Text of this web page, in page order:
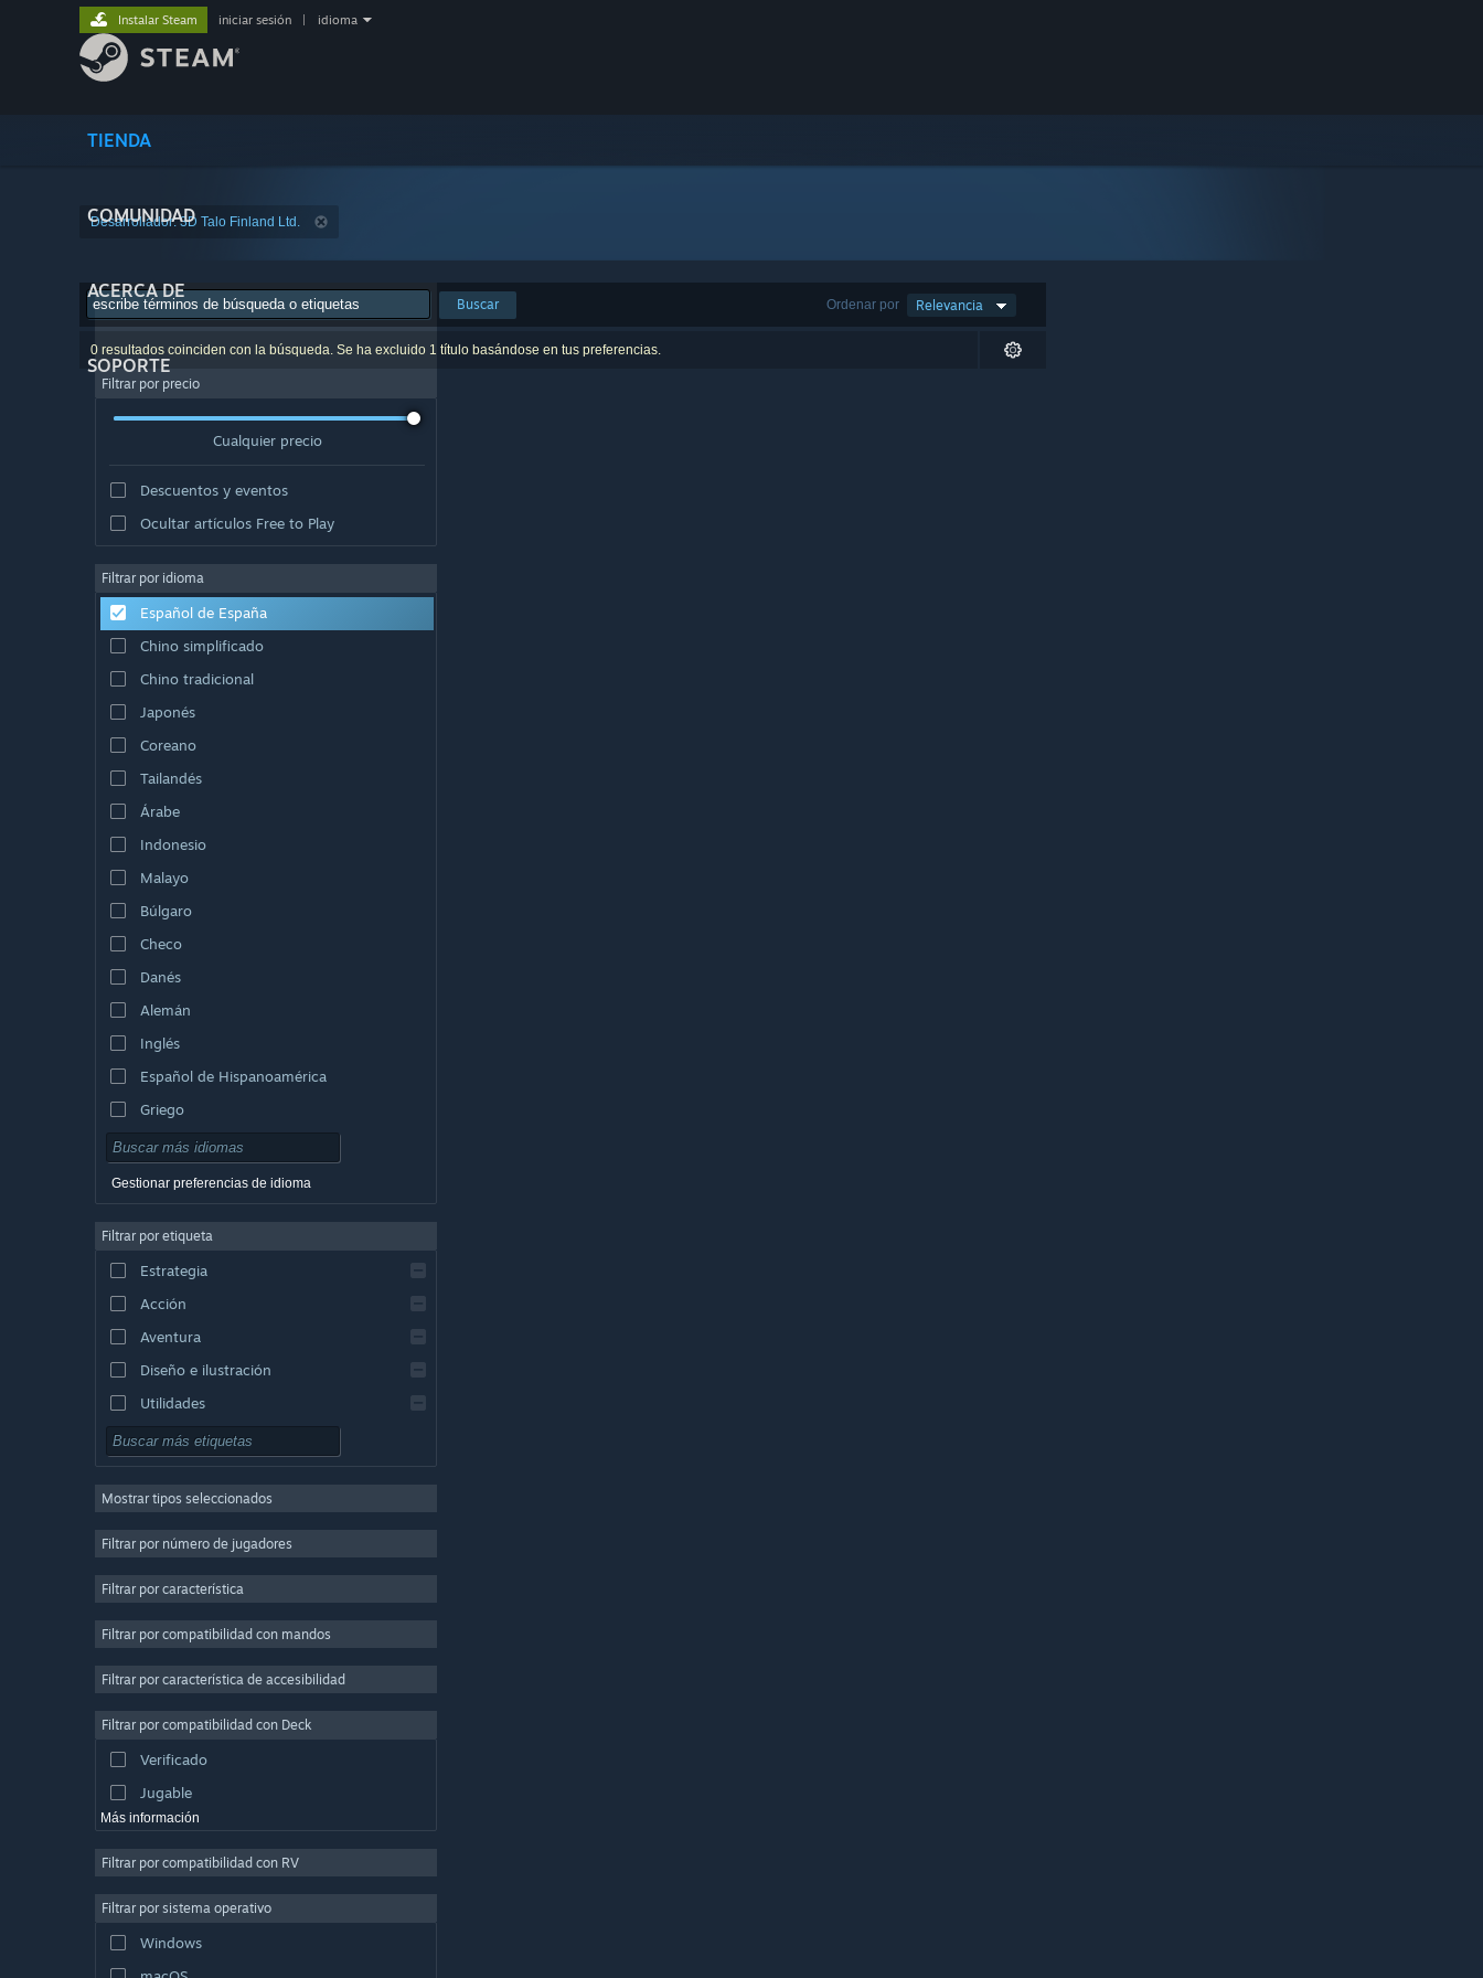
TIENDA
COMUNIDAD
ACERCA DE
SOPORTE
Instalar Steam iniciar sesión idioma
Desarrollador: 3D Talo Finland Ltd.
Ordenar por Relevancia
Buscar
0 resultados coinciden con la búsqueda. Se ha excluido 1 título basándose en tus preferencias.
Filtrar por precio
Cualquier precio
Descuentos y eventos
Ocultar artículos Free to Play
Filtrar por idioma
Español de España
Chino simplificado
Chino tradicional
Japonés
Coreano
Tailandés
Árabe
Indonesio
Malayo
Búlgaro
Checo
Danés
Alemán
Inglés
Español de Hispanoamérica
Griego
Gestionar preferencias de idioma
Filtrar por etiqueta
Estrategia
Acción
Aventura
Diseño e ilustración
Utilidades
Free to Play
Multijugador masivo
Casuales
Simulación
Producción de vídeo
Edición fotográfica
Mostrar tipos seleccionados
Filtrar por número de jugadores
Filtrar por característica
Filtrar por compatibilidad con mandos
Filtrar por característica de accesibilidad
Filtrar por compatibilidad con Deck
Verificado
Jugable
Más información
Filtrar por compatibilidad con RV
Filtrar por sistema operativo
Windows